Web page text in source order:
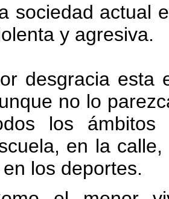
sociedad actual
y agresiva.
desgracia esta
no lo
los
en la
los deportes.